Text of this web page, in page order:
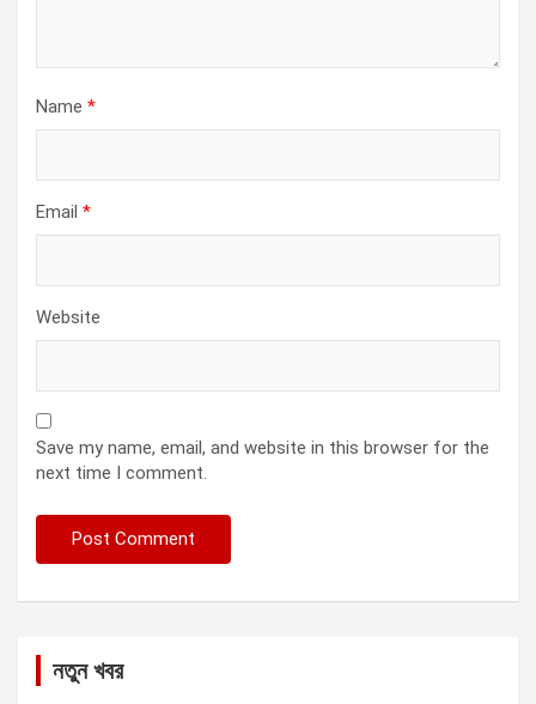
Name *
Email *
Website
Save my name, email, and website in this browser for the
next time I comment.
নতুন খবর